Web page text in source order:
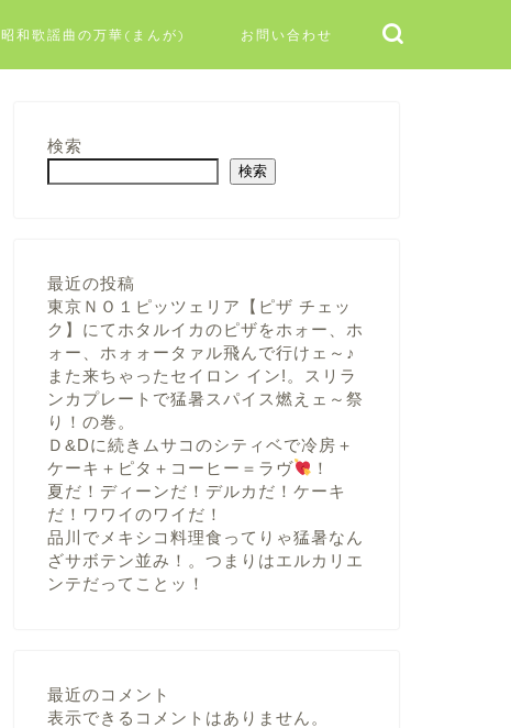
昭和歌謡曲の万華(まんが) お問い合わせ
検索
検索
最近の投稿
東京ＮＯ１ピッツェリア【ピザ チェッ
ク】にてホタルイカのピザをホォー、ホ
ォー、ホォォータァル飛んで行けェ～♪
また来ちゃったセイロン イン!。スリラ
ンカプレートで猛暑スパイス燃えェ～祭
り！の巻。
Ｄ&Dに続きムサコのシティベで冷房＋
ケーキ＋ピタ＋コーヒー＝ラヴ
！
夏だ！ディーンだ！デルカだ！ケーキ
だ！ワワイのワイだ！
品川でメキシコ料理食ってりゃ猛暑なん
ざサボテン並み！。つまりはエルカリエ
ンテだってことッ！
最近のコメント
表示できるコメントはありません。